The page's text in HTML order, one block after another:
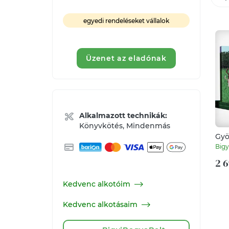
egyedi rendeléseket vállalok
Üzenet az eladónak
Alkalmazott technikák:
Könyvkötés, Mindenmás
Kedvenc alkotóim
Kedvenc alkotásaim
-
2